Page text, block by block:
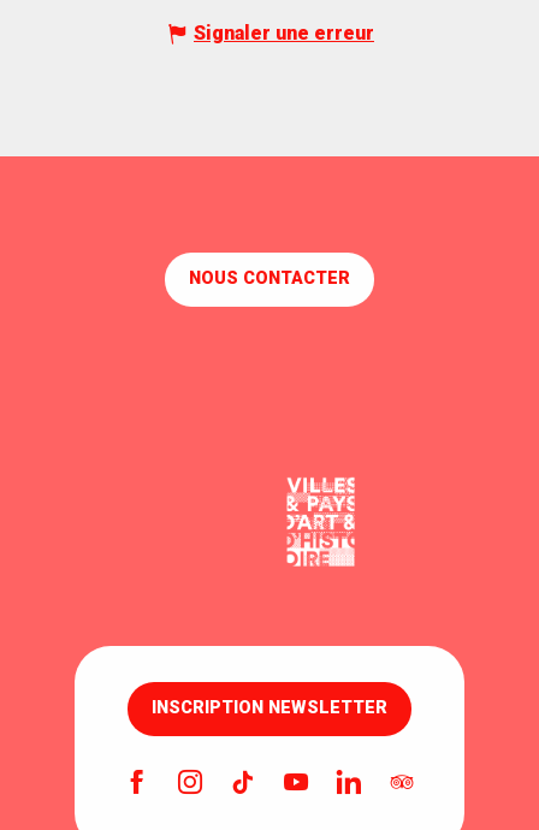
Signaler une erreur
NOUS CONTACTER
INSCRIPTION NEWSLETTER